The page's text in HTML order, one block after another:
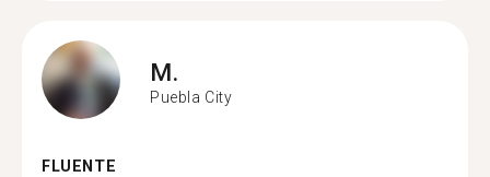
M.
Puebla City
FLUENTE